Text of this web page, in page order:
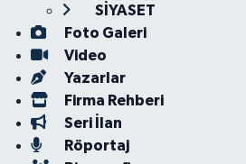
SİYASET
Foto Galeri
Video
Yazarlar
Firma Rehberi
Seri İlan
Röportaj